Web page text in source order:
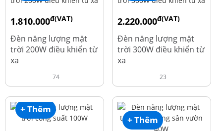
1.810.000đ(VAT)
Đèn năng lượng mặt
trời 200W điều khiển từ
xa
74
2.220.000đ(VAT)
Đèn năng lượng mặt
trời 300W điều khiển từ
xa
23
+ Thêm
+ Thêm